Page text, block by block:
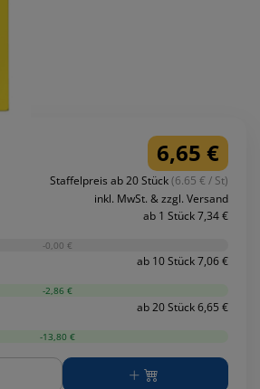
6,65 €
Staffelpreis ab 20 Stück(6.65 € / St)
inkl. MwSt. & zzgl. Versand
ab 1 Stück 7,34 €
-0,00 €
ab 10 Stück 7,06 €
-2,86 €
ab 20 Stück 6,65 €
-13,80 €